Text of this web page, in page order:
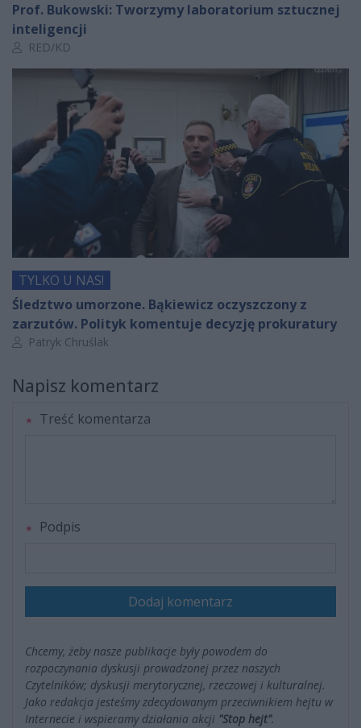
Prof. Bukowski: Tworzymy laboratorium sztucznej
inteligencji
Autor artykułu:
RED/KD
TYLKO U NAS!
Śledztwo umorzone. Bąkiewicz oczyszczony z
zarzutów. Polityk komentuje decyzję prokuratury
Autor artykułu:
Patryk Chruślak
Napisz komentarz
Treść komentarza
Podpis
Dodaj komentarz
Chcemy, żeby nasze publikacje były powodem do
rozpoczynania dyskusji prowadzonej przez naszych
Czytelników; dyskusji merytorycznej, rzeczowej i kulturalnej.
Jako redakcja jesteśmy zdecydowanym przeciwnikiem hejtu w
Internecie i wspieramy działania akcji "Stop hejt".